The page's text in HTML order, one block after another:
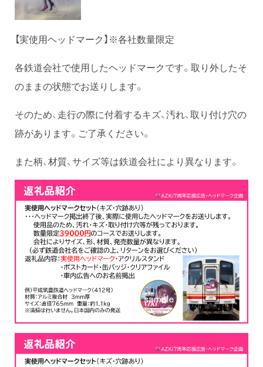
【実使用ヘッドマーク】※各社数量限定
各鉄道会社で使用したヘッドマークです。取り外したそ
のままの状態でお送りします。
そのため、走行の際に付着するキズ、汚れ、取り付け穴の
跡があります。ご了承ください。
また柄、材質、サイズ等は鉄道会社により異なります。